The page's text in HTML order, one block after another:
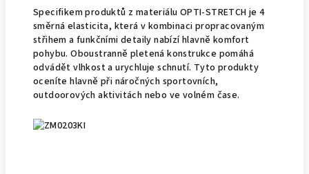
Specifikem produktů z materiálu OPTI-STRETCH je 4
směrná elasticita, která v kombinaci propracovaným
střihem a funkčními detaily nabízí hlavně komfort
pohybu. Oboustranně pletená konstrukce pomáhá
odvádět vlhkost a urychluje schnutí. Tyto produkty
oceníte hlavně při náročných sportovních,
outdoorových aktivitách nebo ve volném čase.